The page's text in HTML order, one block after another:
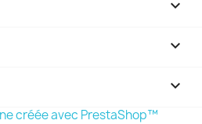


keyboard_arrow_down
créée avec PrestaShop™